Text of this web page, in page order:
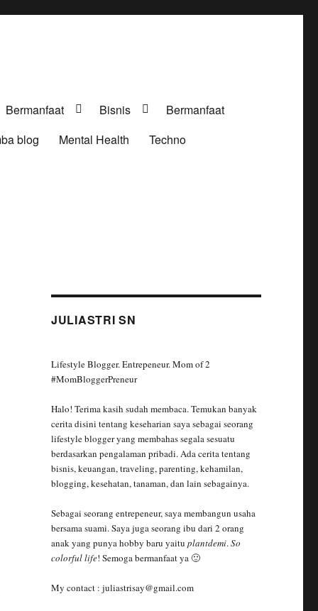
Bermanfaat Bisnis
Bermanfaat
blog Mental Health Techno
JULIASTRI SN
Lifestyle Blogger. Entrepeneur. Mom of 2
#MomBloggerPreneur
Halo! Terima kasih sudah membaca. Temukan banyak
cerita disini tentang keseharian saya sebagai seorang
lifestyle blogger yang membahas segala sesuatu
berdasarkan pengalaman pribadi. Ada cerita tentang
bisnis, keuangan, traveling, parenting, kehamilan,
blogging, kesehatan, tanaman, dan lain sebagainya.
Sebagai seorang entrepeneur, saya membangun usaha
bersama suami. Saya juga seorang ibu dari 2 orang
anak yang punya hobby baru yaitu plantdemi.So
colorful life! Semoga bermanfaat ya 🙂
My contact : juliastrisay@gmail.com